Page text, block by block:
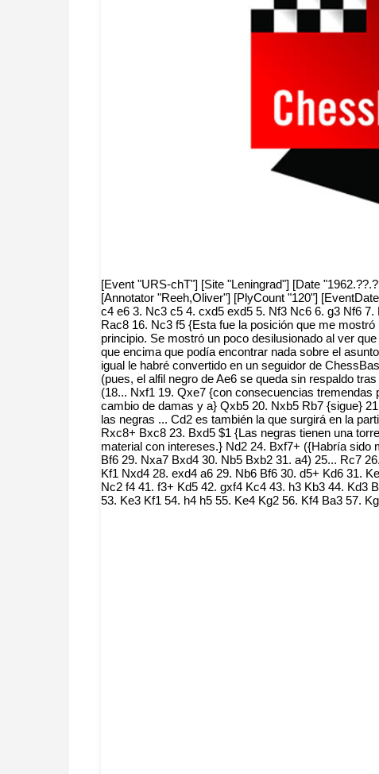
[Event "URS-chT"] [Site "Leningrad"] [Date
[Annotator "Reeh,Oliver"] [PlyCount "120"]
c4 e6 3. Nc3 c5 4. cxd5 exd5 5. Nf3 Nc6 6. g3 Nf6
Rac8 16. Nc3 f5 {Esta fue la posición que me
principio. Se mostró un poco desilusionado al ver
que encima que podía encontrar nada sobre el
igual le habré convertido en un seguidor de
(pues, el alfil negro de Ae6 se queda sin respaldo
(18... Nxf1 19. Qxe7 {con consecuencias tremendas
cambio de damas y a} Qxb5 20. Nxb5 Rb7 {sigue}
las negras ... Cd2 es también la que surgirá en la
Rxc8+ Bxc8 23. Bxd5 $1 {Las negras tienen una
material con intereses.} Nd2 24. Bxf7+ ({Habría
Bf6 29. Nxa7 Bxd4 30. Nb5 Bxb2 31. a4) 25... Rc7
Kf1 Nxd4 28. exd4 a6 29. Nb6 Bf6 30. d5+ Kd6 31.
Nc2 f4 41. f3+ Kd5 42. gxf4 Kc4 43. h3 Kb3 44. Kd3
53. Ke3 Kf1 54. h4 h5 55. Ke4 Kg2 56. Kf4 Ba3 57.